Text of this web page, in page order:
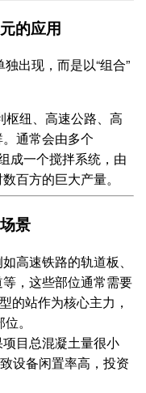
的应用
出现，而是以“组合”
枢纽、高速公路、高
通常会由多个
成一个搅拌系统，由
百方的巨大产量。
景
高速铁路的轨道板、
，这些部位通常需要
的站作为核心主力，
。
项目总混凝土量很小
设备闲置率高，投资